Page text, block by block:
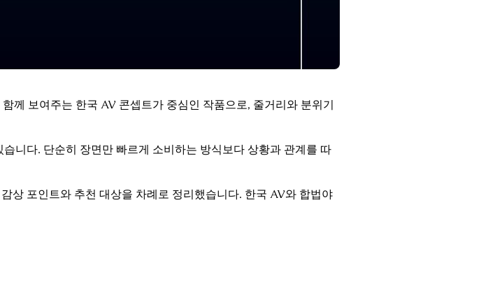
께 보여주는 한국 AV 콘셉트가 중심인 작품으로, 줄거리와 분위기
니다. 단순히 장면만 빠르게 소비하는 방식보다 상황과 관계를 따
상 포인트와 추천 대상을 차례로 정리했습니다. 한국 AV와 합법야